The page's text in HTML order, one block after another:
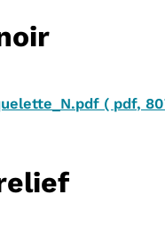
( pdf,